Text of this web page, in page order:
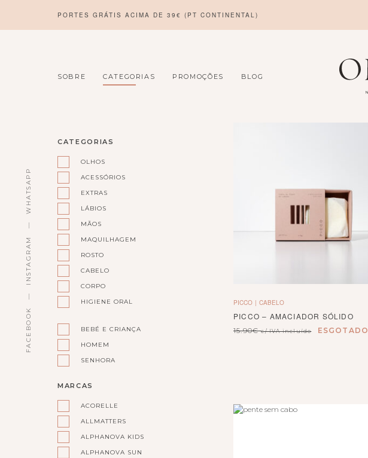
PORTES GRÁTIS ACIMA DE 39€ (PT CONTINENTAL)
SOBRE CATEGORIAS PROMOÇÕES BLOG
FACEBOOK
INSTAGRAM
WHATSAPP
CABELO
CATEGORIAS
OLHOS
ACESSÓRIOS
EXTRAS
LÁBIOS
MÃOS
MAQUILHAGEM
ROSTO
CABELO
CORPO
HIGIENE ORAL
BEBÉ E CRIANÇA
HOMEM
SENHORA
MARCAS
ACORELLE
ALLMATTERS
ALPHANOVA KIDS
ALPHANOVA SUN
PICCO CABELO
PICCO – AMACIADOR SÓLIDO
15.90€ c/ IVA incluído ESGOTADO